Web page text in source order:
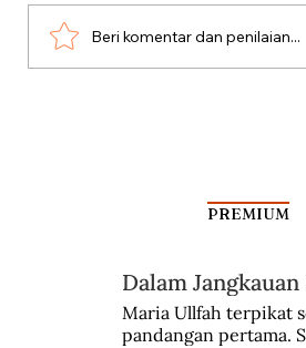
Dari Srebrenica ke
Beri komentar dan penilaian...
PREMIUM
Dalam
Maria Ullfah terpikat
pandangan pertama.